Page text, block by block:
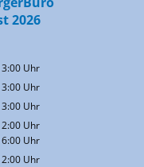
2026
Uhr
Von 08:00 bis 13:00 Uhr
Uhr
Von 08:00 bis 13:00 Uhr
Uhr
Von 08:00 bis 13:00 Uhr
Uhr
Von 08:00 bis 12:00 Uhr
Uhr
Von 14:00 bis 16:00 Uhr
Uhr